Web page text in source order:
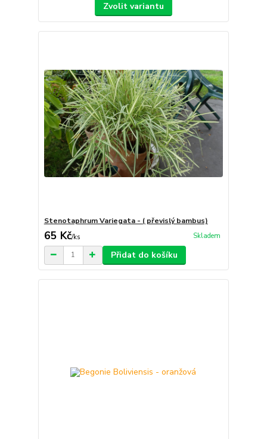
Zvolit variantu
Stenotaphrum Variegata - ( převislý bambus)
65 Kč/ks Skladem
Přidat do košíku